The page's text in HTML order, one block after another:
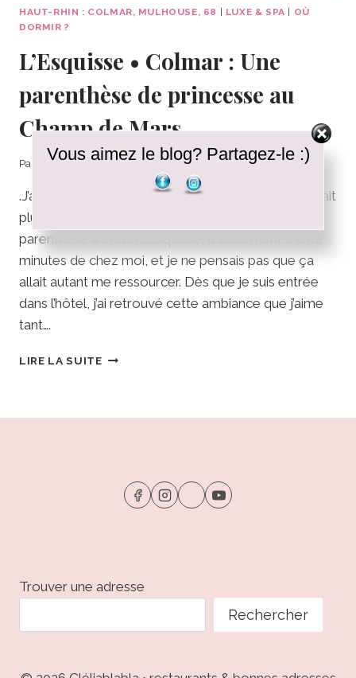
HAUT-RHIN : COLMAR, MULHOUSE, 68 | LUXE & SPA | OÙ
DORMIR ?
L’Esquisse • Colmar : Une
parenthèse de princesse au
Champ de Mars
Par Clélia 08/02/2026
.J’avais besoin d’une pause et cette escapade m’a fait
plus de bien que prévu. Je me suis offert une
parenthèse à l’hôtel L’Esquisse, à seulement trente
minutes de chez moi, et je ne pensais pas que ça
allait autant me ressourcer. Dès que je suis entrée
dans l’hôtel, j’ai retrouvé cette ambiance que j’aime
tant….
LIRE LA SUITEL’ESQUISSE
CHAMP
Trouver une adresse
Rechercher
Vous aimez le blog? Partagez-le :)